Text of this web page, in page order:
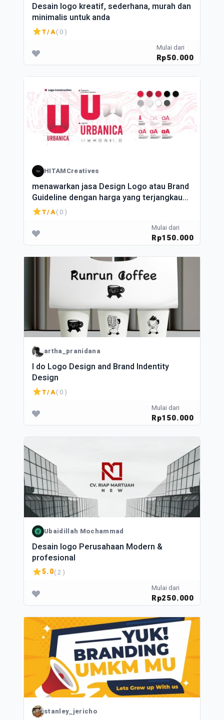
Desain logo kreatif, sederhana, murah dan
minimalis untuk anda
T/A( 0 )
Mulai dari
Rp50.000
HITAMCreatives
menawarkan jasa Design Logo atau Brand
Guideline dengan harga yang terjangkau
untuk kalangan UMKM!
T/A( 0 )
Mulai dari
Rp150.000
artha_pranidana
I do Logo Design and Brand Indentity
Design
T/A( 0 )
Mulai dari
Rp150.000
Ubaidillah Mochammad
Desain logo Perusahaan Modern &
profesional
5.0( 2 )
Mulai dari
Rp250.000
stanley_jericho